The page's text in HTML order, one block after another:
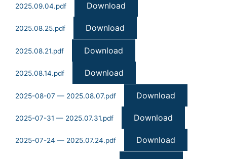
2025.09.04.pdf Download
2025.08.25.pdf Download
2025.08.21.pdf Download
2025.08.14.pdf Download
2025-08-07 — 2025.08.07.pdf Download
2025-07-31 — 2025.07.31.pdf Download
2025-07-24 — 2025.07.24.pdf Download